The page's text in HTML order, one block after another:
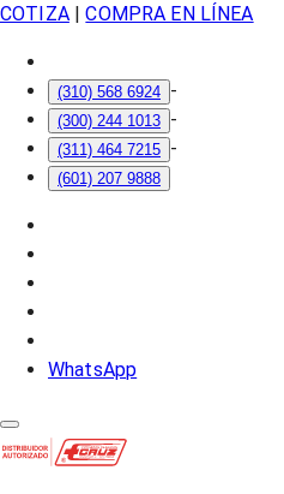
COTIZA| COMPRA EN LÍNEA
(310) 568 6924 -
(300) 244 1013 -
(311) 464 7215 -
(601) 207 9888
WhatsApp